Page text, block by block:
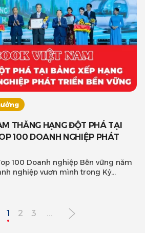
THĂNG HẠNG ĐỘT PHÁ TẠI
100 DOANH NGHIỆP PHÁT
100 Doanh nghiệp Bền vững năm
nghiệp vươn mình trong Kỷ
1 2 3 ...